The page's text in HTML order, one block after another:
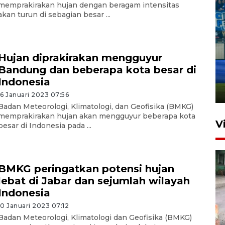
hujan dengan beragam intensitas
turun di sebagian besar ...
diprakirakan mengguyur
dan beberapa kota besar di
Januari 2023 07:56
Meteorologi, Klimatologi, dan Geofisika (BMKG)
hujan akan mengguyur beberapa kota
di Indonesia pada ...
peringatkan potensi hujan
di Jabar dan sejumlah wilayah
Januari 2023 07:12
Meteorologi, Klimatologi dan Geofisika (BMKG)
Penutupan latihan bela negara
dan manajerial SPPI di
Balikpapan
Pigai: Penangkapan begal